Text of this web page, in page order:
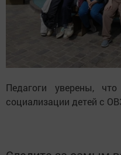
Педагоги уверены,
социализации детей с